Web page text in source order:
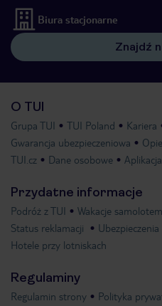
Biura stacjonarne
Znajdź
O TUI
Grupa TUI TUI Poland Kariera
Gwarancja ubezpieczeniowa
TUI.cz
Dane osobowe
Przydatne informacje
Podróż z TUI Wakacje samolotem
Status reklamacji
Ubezpieczenia
Hotele przy lotniskach
Regulaminy
Regulamin strony Polityka